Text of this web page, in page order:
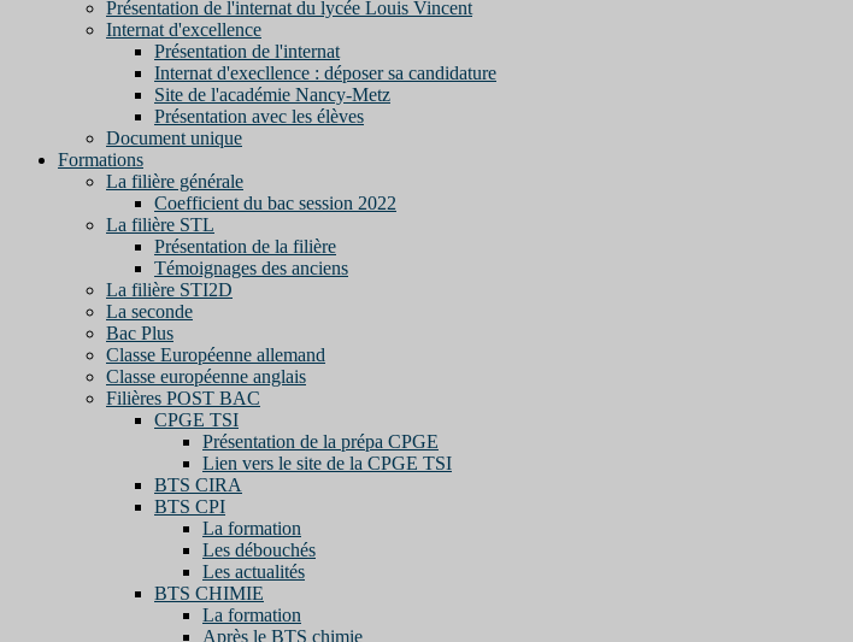
Présentation de l'internat du lycée Louis Vincent
Internat d'excellence
Présentation de l'internat
Internat d'execllence : déposer sa candidature
Site de l'académie Nancy-Metz
Présentation avec les élèves
Document unique
Formations
La filière générale
Coefficient du bac session 2022
La filière STL
Présentation de la filière
Témoignages des anciens
La filière STI2D
La seconde
Bac Plus
Classe Européenne allemand
Classe européenne anglais
Filières POST BAC
CPGE TSI
Présentation de la prépa CPGE
Lien vers le site de la CPGE TSI
BTS CIRA
BTS CPI
La formation
Les débouchés
Les actualités
BTS CHIMIE
La formation
Après le BTS chimie